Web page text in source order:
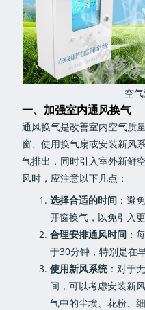
空
一、加强室内通风换气
通风换气是改善室内空气质
窗、使用换气扇或安装新风
气排出，同时引入室外新鲜
风时，应注意以下几点：
选择合适的时间 ：避
开窗换气，以免引入更
合理安排通风时间 ：
于30分钟，特别是在
使用新风系统：对于
间，可以考虑安装新
气中的尘埃、花粉、